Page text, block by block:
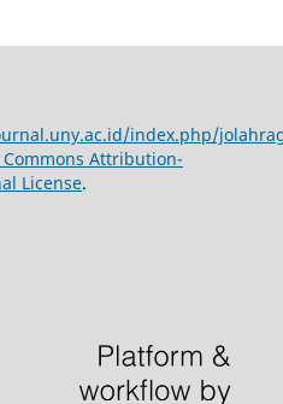
index.php/
Commons Attribution-
License.